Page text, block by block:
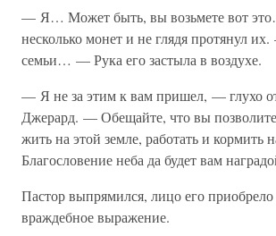
— Я… Может быть, вы возьмете вот
несколько монет и не глядя протянул
семьи… — Рука его застыла в воздухе.
— Я не за этим к вам пришел, — глухо
Джерард. — Обещайте, что вы
жить на этой земле, работать и кормить
Благословение неба да будет вам
Пастор выпрямился, лицо его приобрело
враждебное выражение.